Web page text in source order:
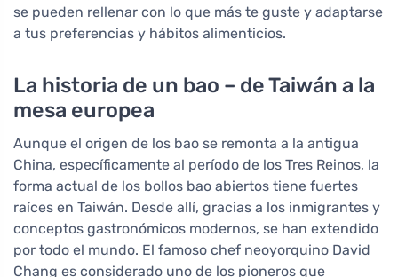
se pueden rellenar con lo que más te guste y adaptarse
a tus preferencias y hábitos alimenticios.
La historia de un bao – de Taiwán a la
mesa europea
Aunque el origen de los bao se remonta a la antigua
China, específicamente al período de los Tres Reinos, la
forma actual de los bollos bao abiertos tiene fuertes
raíces en Taiwán. Desde allí, gracias a los inmigrantes y
conceptos gastronómicos modernos, se han extendido
por todo el mundo. El famoso chef neoyorquino David
Chang es considerado uno de los pioneros que